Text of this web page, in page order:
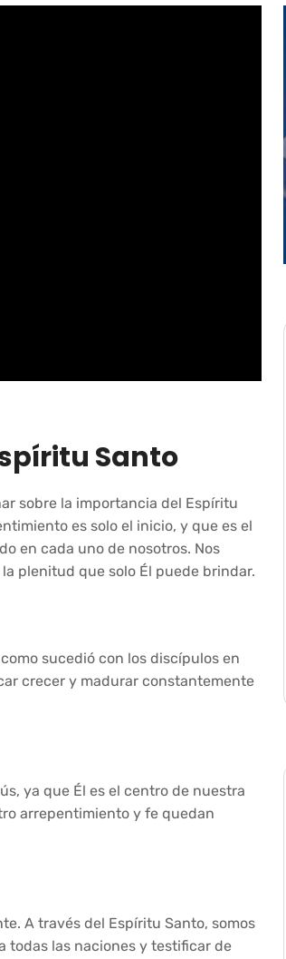
Santo
sobre la importancia del Espíritu
es solo el inicio, y que es el
en cada uno de nosotros. Nos
plenitud que solo Él puede brindar.
sucedió con los discípulos en
crecer y madurar constantemente
ya que Él es el centro de nuestra
arrepentimiento y fe quedan
A través del Espíritu Santo, somos
todas las naciones y testificar de